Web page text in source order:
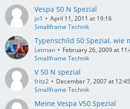
Vespa 50 N Spezial
jo1
April 11, 2011 at 19:16
Smallframe Technik
Typenschild 50 Spezial, wie
Letman
February 26, 2009 at
Smallframe Technik
V 50 N spezial
fritz2
December 7, 2007 at 12:45
Smallframe Technik
Meine Vespa V50 Spezial